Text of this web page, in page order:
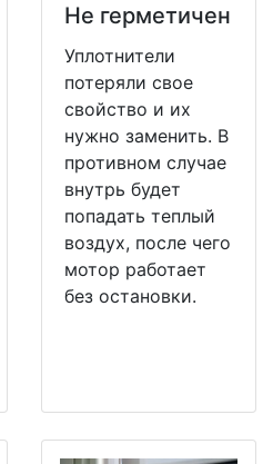
Не герметичен
Уплотнители
потеряли свое
свойство и их
нужно заменить. В
противном случае
внутрь будет
попадать теплый
воздух, после чего
мотор работает
без остановки.